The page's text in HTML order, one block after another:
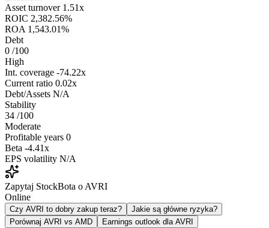
Asset turnover 1.51x
ROIC 2,382.56%
ROA 1,543.01%
Debt
0 /100
High
Int. coverage -74.22x
Current ratio 0.02x
Debt/Assets N/A
Stability
34 /100
Moderate
Profitable years 0
Beta -4.41x
EPS volatility N/A
Zapytaj StockBota o AVRI
Online
Czy AVRI to dobry zakup teraz?
Jakie są główne ryzyka?
Porównaj AVRI vs AMD
Earnings outlook dla AVRI